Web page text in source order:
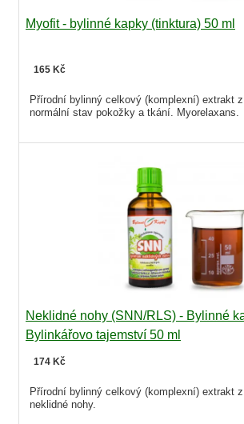
Myofit - bylinné kapky (tinktura) 50 ml
165 Kč
Přírodní bylinný celkový (komplexní) extrakt
normální stav pokožky a tkání. Myorelaxans.
Neklidné nohy (SNN/RLS) - Bylinné
Bylinkářovo tajemství 50 ml
174 Kč
Přírodní bylinný celkový (komplexní) extrakt
neklidné nohy.